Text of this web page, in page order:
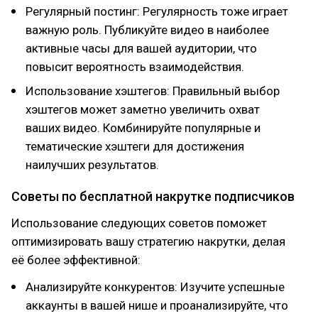
Регулярный постинг: Регулярность тоже играет
важную роль. Публикуйте видео в наиболее
активные часы для вашей аудитории, что
повысит вероятность взаимодействия.
Использование хэштегов: Правильный выбор
хэштегов может заметно увеличить охват
ваших видео. Комбинируйте популярные и
тематические хэштеги для достижения
наилучших результатов.
Советы по бесплатной накрутке подписчиков
Использование следующих советов поможет
оптимизировать вашу стратегию накрутки, делая
её более эффективной:
Анализируйте конкурентов: Изучите успешные
аккаунты в вашей нише и проанализируйте, что